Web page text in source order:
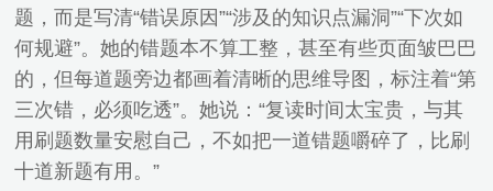
题，而是写清“错误原因”“涉及的知识点漏洞”“下次如
何规避”。她的错题本不算工整，甚至有些页面皱巴巴
的，但每道题旁边都画着清晰的思维导图，标注着“第
三次错，必须吃透”。她说：“复读时间太宝贵，与其
用刷题数量安慰自己，不如把一道错题嚼碎了，比刷
十道新题有用。”